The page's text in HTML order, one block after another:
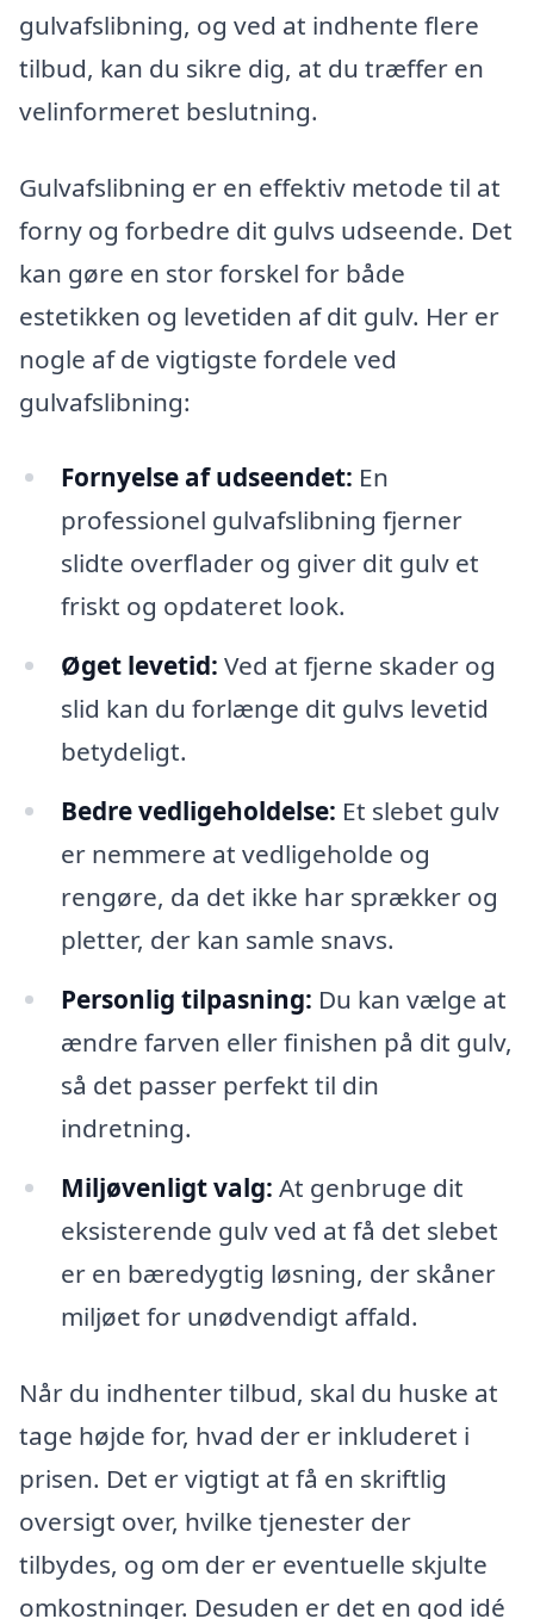
gulvafslibning, og ved at indhente flere
tilbud, kan du sikre dig, at du træffer en
velinformeret beslutning.
Gulvafslibning er en effektiv metode til at
forny og forbedre dit gulvs udseende. Det
kan gøre en stor forskel for både
estetikken og levetiden af dit gulv. Her er
nogle af de vigtigste fordele ved
gulvafslibning:
Fornyelse af udseendet: En
professionel gulvafslibning fjerner
slidte overflader og giver dit gulv et
friskt og opdateret look.
Øget levetid: Ved at fjerne skader og
slid kan du forlænge dit gulvs levetid
betydeligt.
Bedre vedligeholdelse: Et slebet gulv
er nemmere at vedligeholde og
rengøre, da det ikke har sprækker og
pletter, der kan samle snavs.
Personlig tilpasning: Du kan vælge at
ændre farven eller finishen på dit gulv,
så det passer perfekt til din
indretning.
Miljøvenligt valg: At genbruge dit
eksisterende gulv ved at få det slebet
er en bæredygtig løsning, der skåner
miljøet for unødvendigt affald.
Når du indhenter tilbud, skal du huske at
tage højde for, hvad der er inkluderet i
prisen. Det er vigtigt at få en skriftlig
oversigt over, hvilke tjenester der
tilbydes, og om der er eventuelle skjulte
omkostninger. Desuden er det en god idé